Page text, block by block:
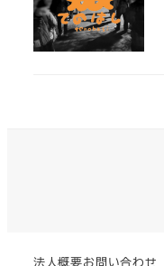
法人概要お問い合わせ